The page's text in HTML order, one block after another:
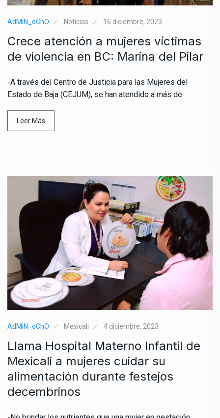
AdMiN_oChO Noticias 16 diciembre, 2023
Crece atención a mujeres víctimas
de violencia en BC: Marina del Pilar
-A través del Centro de Justicia para las Mujeres del
Estado de Baja (CEJUM), se han atendido a más de
Leer Más
AdMiN_oChO Mexicali 4 diciembre, 2023
Llama Hospital Materno Infantil de
Mexicali a mujeres cuidar su
alimentación durante festejos
decembrinos